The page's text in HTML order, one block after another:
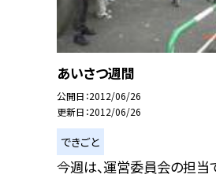
あいさつ週間
公開日 2012/06/26
更新日 2012/06/26
できごと
今週は、運営委員会の担当